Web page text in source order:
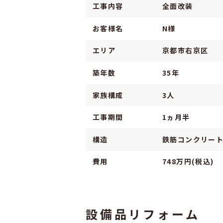
工事内容 全面改装
お客様名 N様
エリア 京都市右京区
築年数 35年
家族構成 3人
工事期間 1ヵ月半
構造 鉄筋コンクリー
費用 748万円(税込)
設備品リフォーム